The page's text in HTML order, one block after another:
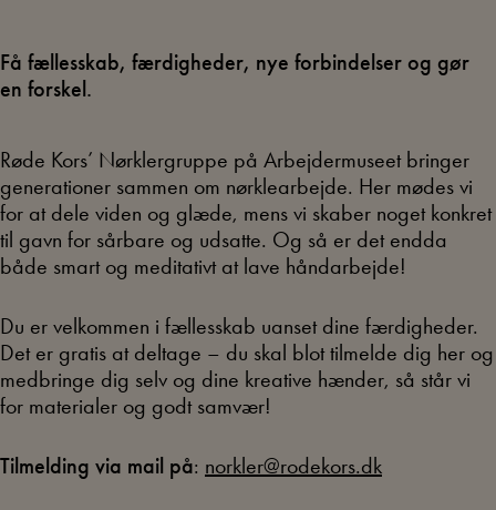
Få fællesskab, færdigheder, nye forbindelser og gør
en forskel.
Røde Kors’ Nørklergruppe på Arbejdermuseet bringer
generationer sammen om nørklearbejde. Her mødes vi
for at dele viden og glæde, mens vi skaber noget konkret
til gavn for sårbare og udsatte. Og så er det endda
både smart og meditativt at lave håndarbejde!
Du er velkommen i fællesskab uanset dine færdigheder.
Det er gratis at deltage – du skal blot tilmelde dig her og
medbringe dig selv og dine kreative hænder, så står vi
for materialer og godt samvær!
Tilmelding via mail på: norkler@rodekors.dk